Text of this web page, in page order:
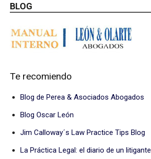
BLOG
Te recomiendo
Blog de Perea & Asociados Abogados
Blog Oscar León
Jim Calloway´s Law Practice Tips Blog
La Práctica Legal: el diario de un litigante